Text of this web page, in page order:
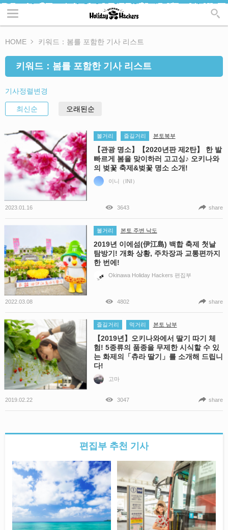
HOME 키워드：봄를 포함한 기사 리스트
키워드：봄를 포함한 기사 리스트
기사정렬변경
최신순 오래된순
볼거리 즐길거리 본토북부
【관광 명소】【2020년판 제2탄】 한 발
빠르게 봄을 맞이하러 고고싱♪ 오키나와
의 벚꽃 축제&벚꽃 명소 소개!
이니（INI）
2023.01.16 3643 share
볼거리 본토 주변 낙도
2019년 이에섬(伊江島) 백합 축제 첫날
탐방기! 개화 상황, 주차장과 교통편까지
한 번에!
Okinawa Holiday Hackers 편집부
2022.03.08 4802 share
즐길거리 먹거리 본토 남부
【2019년】오키나와에서 딸기 따기 체
험! 5종류의 품종을 무제한 시식할 수 있
는 화제의「츄라 딸기」를 소개해 드립니
다!
고마
2019.02.22 3047 share
편집부 추천 기사